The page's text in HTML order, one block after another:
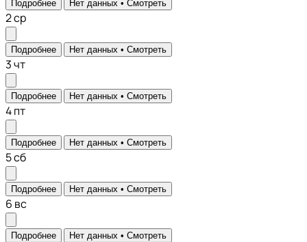
Подробнее Нет данных • Смотреть
2ср
Подробнее Нет данных • Смотреть
3чт
Подробнее Нет данных • Смотреть
4пт
Подробнее Нет данных • Смотреть
5сб
Подробнее Нет данных • Смотреть
6 вс
Подробнее Нет данных • Смотреть